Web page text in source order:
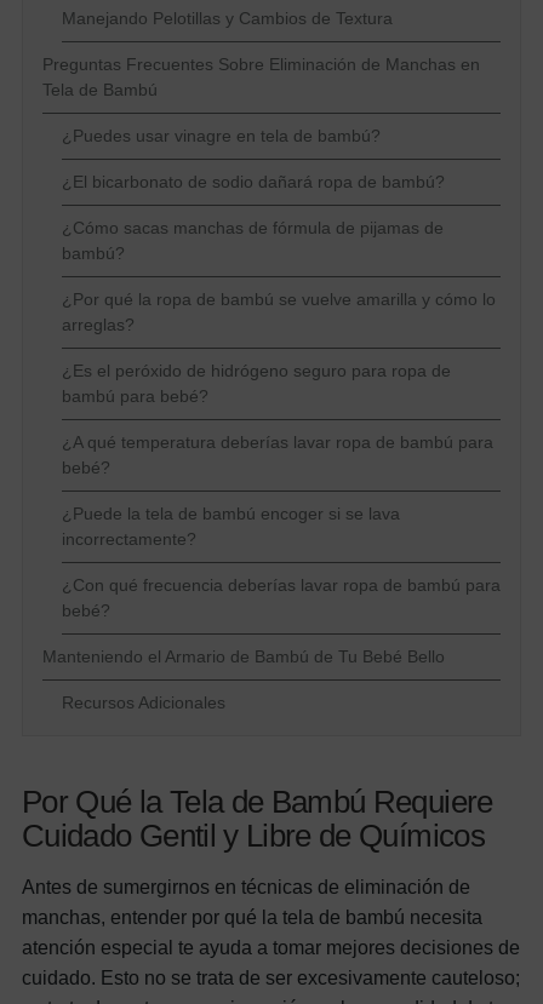
Manejando Pelotillas y Cambios de Textura
Preguntas Frecuentes Sobre Eliminación de Manchas en
Tela de Bambú
¿Puedes usar vinagre en tela de bambú?
¿El bicarbonato de sodio dañará ropa de bambú?
¿Cómo sacas manchas de fórmula de pijamas de
bambú?
¿Por qué la ropa de bambú se vuelve amarilla y cómo lo
arreglas?
¿Es el peróxido de hidrógeno seguro para ropa de
bambú para bebé?
¿A qué temperatura deberías lavar ropa de bambú para
bebé?
¿Puede la tela de bambú encoger si se lava
incorrectamente?
¿Con qué frecuencia deberías lavar ropa de bambú para
bebé?
Manteniendo el Armario de Bambú de Tu Bebé Bello
Recursos Adicionales
Por Qué la Tela de Bambú Requiere
Cuidado Gentil y Libre de Químicos
Antes de sumergirnos en técnicas de eliminación de
manchas, entender por qué la tela de bambú necesita
atención especial te ayuda a tomar mejores decisiones de
cuidado. Esto no se trata de ser excesivamente cauteloso;